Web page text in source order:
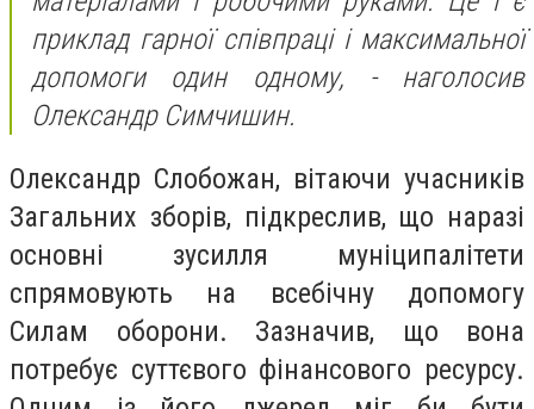
приклад гарної співпраці і максимальної
допомоги один одному, - наголосив
Олександр Симчишин.
Олександр Слобожан, вітаючи учасників
Загальних зборів, підкреслив, що наразі
основні зусилля муніципалітети
спрямовують на всебічну допомогу
Силам оборони. Зазначив, що вона
потребує суттєвого фінансового ресурсу.